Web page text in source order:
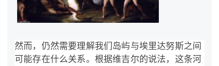
然而，仍然需要理解我们岛屿与埃里达努斯之间
可能存在什么关系。根据维吉尔的说法，这条河